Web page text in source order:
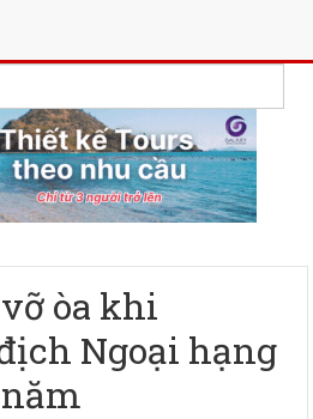
òa khi
Ngoại hạng